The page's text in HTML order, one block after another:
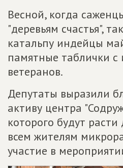
Весной, когда
"деревьям счастья",
катальпу индейцы
памятные таблички
ветеранов.
Депутаты выразили
активу центра
которого будут расти
всем жителям
участие в